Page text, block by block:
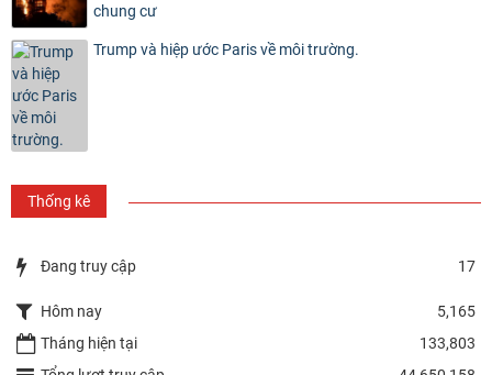
chung cư
Trump và hiệp ước Paris về môi trường.
Thống kê
Đang truy cập 17
Hôm nay
5,165
Tháng hiện tại
133,803